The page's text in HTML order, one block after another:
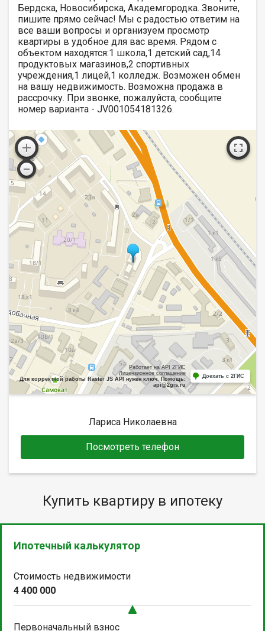
Бердска, Новосибирска, Академгородка. Звоните,
пишите прямо сейчас! Мы с радостью ответим на
все ваши вопросы и организуем просмотр
квартиры в удобное для вас время. Рядом с
объектом находятся:1 школа,1 детский сад,14
продуктовых магазинов,2 спортивных
учреждения,1 лицей,1 колледж. Возможен обмен
на вашу недвижимость. Возможна продажа в
рассрочку. При звонке, пожалуйста, сообщите
номер варианта - JV001054181326.
Работает на API 2ГИС
Лицензионное соглашение
Для корректной работы Raster JS API нужен ключ. Помощь:
api@2gis.ru
Доехать с 2ГИС
Лариса Николаевна
Посмотреть телефон
Купить квартиру в ипотеку
Ипотечный калькулятор
Стоимость недвижимости
4 400 000
Первоначальный взнос